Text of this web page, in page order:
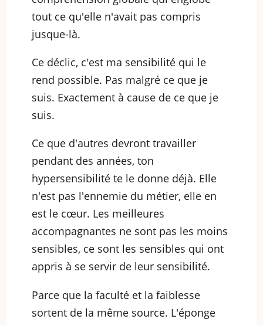
tout ce qu'elle n'avait pas compris
jusque-là.
Ce déclic, c'est ma sensibilité qui le
rend possible. Pas malgré ce que je
suis. Exactement à cause de ce que je
suis.
Ce que d'autres devront travailler
pendant des années, ton
hypersensibilité te le donne déjà. Elle
n'est pas l'ennemie du métier, elle en
est le cœur. Les meilleures
accompagnantes ne sont pas les moins
sensibles, ce sont les sensibles qui ont
appris à se servir de leur sensibilité.
Parce que la faculté et la faiblesse
sortent de la même source. L'éponge